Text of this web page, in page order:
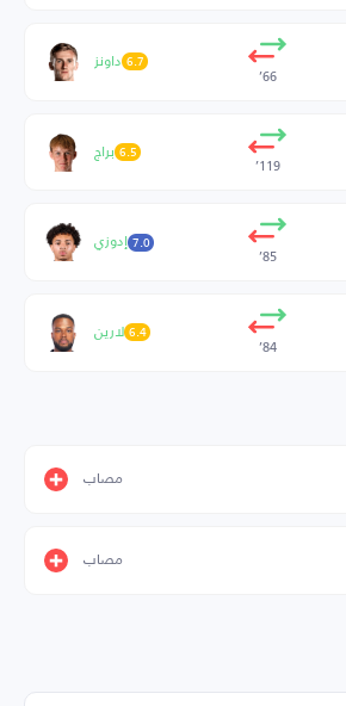
66’
داونز 6.7
119’
براج 6.5
85’
إدوزي7.0
84’
لارين6.4
مصاب
مصاب